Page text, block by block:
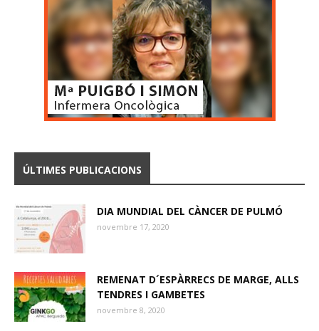
ÚLTIMES PUBLICACIONS
DIA MUNDIAL DEL CÀNCER DE PULMÓ
novembre 17, 2020
REMENAT D´ESPÀRRECS DE MARGE, ALLS
TENDRES I GAMBETES
novembre 8, 2020